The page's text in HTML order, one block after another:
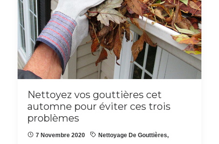
Nettoyez vos gouttières cet
automne pour éviter ces trois
problèmes
7 Novembre 2020 Nettoyage De Gouttières,